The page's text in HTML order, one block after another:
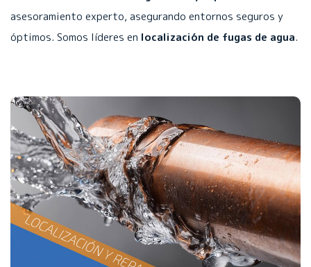
asesoramiento experto, asegurando entornos seguros y
óptimos. Somos líderes en localización de fugas de agua.